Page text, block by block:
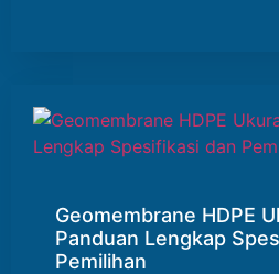
Geomembrane HDPE
Panduan Lengkap
Pemilihan